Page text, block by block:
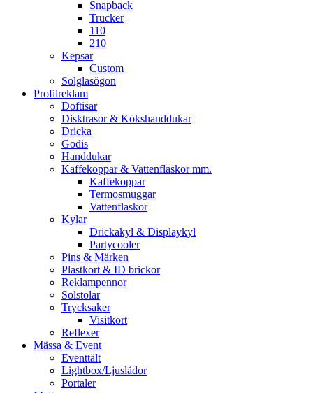
Snapback
Trucker
110
210
Kepsar
Custom
Solglasögon
Profilreklam
Doftisar
Disktrasor & Kökshanddukar
Dricka
Godis
Handdukar
Kaffekoppar & Vattenflaskor mm.
Kaffekoppar
Termosmuggar
Vattenflaskor
Kylar
Drickakyl & Displaykyl
Partycooler
Pins & Märken
Plastkort & ID brickor
Reklampennor
Solstolar
Trycksaker
Visitkort
Reflexer
Mässa & Event
Eventtält
Lightbox/Ljuslådor
Portaler